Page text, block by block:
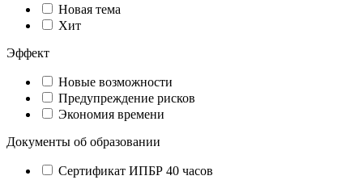
Новая тема
Хит
Эффект
Новые возможности
Предупреждение рисков
Экономия времени
Документы об образовании
Сертификат ИПБР 40 часов